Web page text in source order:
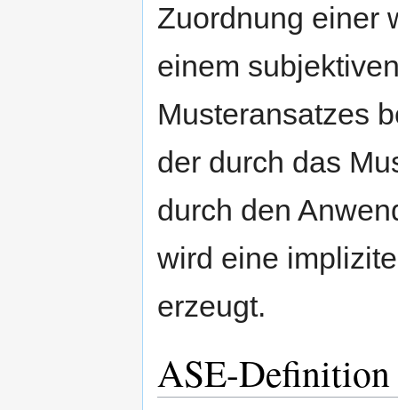
Zuordnung einer
einem
Musteransatzes
der durch das
durch den
wird eine
erzeugt.
ASE-